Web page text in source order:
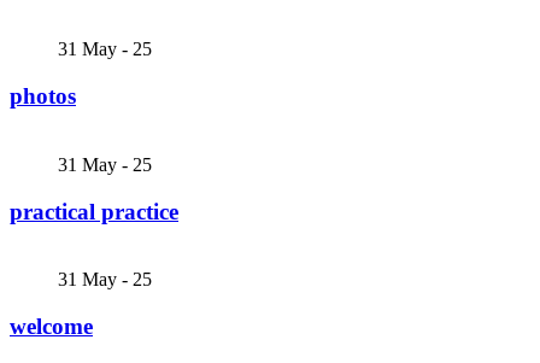
31 May - 25
photos
31 May - 25
practical practice
31 May - 25
welcome